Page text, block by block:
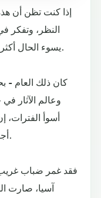
إذا كنت تظن أن
النظر، وتفكر
يسوء الحال أكثر، لو كنا نعيش في عام 536 بعد الميلاد.
كان ذلك العام
وعالم الآثار
أسوأ
أجزاء شاسعة من العالم في ذلك الوقت.
فقد غمر ضباب غريب